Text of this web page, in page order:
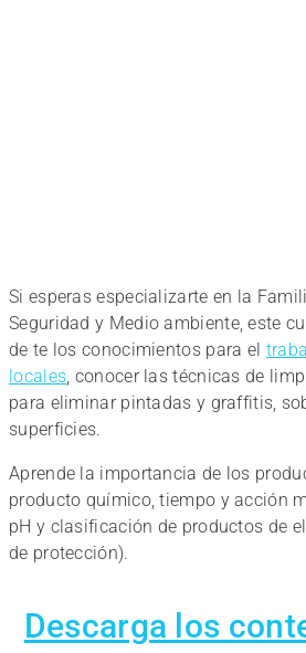
Si esperas especializarte en la
Seguridad y Medio ambiente, este
de te los conocimientos para el
locales , conocer las técnicas de
para eliminar pintadas y graffitis,
superficies.
Aprende la importancia de los
producto químico, tiempo y acción
pH y clasificación de productos de
de protección).
Descarga los